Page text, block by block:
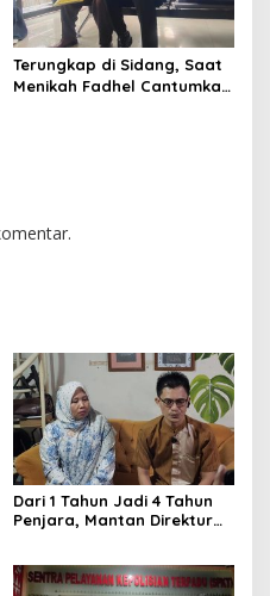
Terungkap di Sidang, Saat
Menikah Fadhel Cantumkan
Dari 1 Tahun Jadi 4 Tahun
Penjara, Mantan Direktur